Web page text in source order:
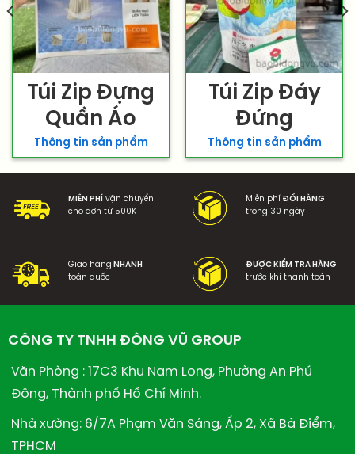
Túi Zip Đựng
Quần Áo
Thông tin sản phẩm
Túi Zip Đáy
Đứng
Thông tin sản phẩm
MIỄN PHÍ
vận chuyển
cho đơn từ 500K
Miễn phí ĐỔI HÀNG
trong 30 ngày
Giao hàng NHANH
toàn quốc
ĐƯỢC KIỂM TRA HÀNG
trước khi thanh toán
CÔNG TY TNHH ĐÔNG VŨ GROUP
Văn Phòng : 17C3 Khu Nam Long, Phường An Phú
Đông, Thành phố Hồ Chí Minh.
Nhà xưởng: 6/7A Phạm Văn Sáng, Ấp 2, Xã Bà Điểm,
TPHCM